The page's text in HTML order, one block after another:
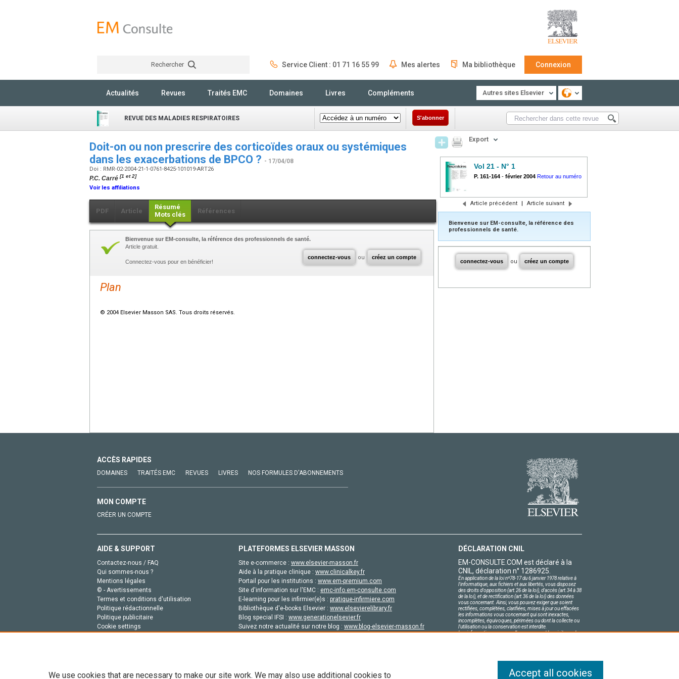
Rechercher Service Client : 01 71 16 55 99 Mes alertes Ma bibliothèque Connexion
Actualités Revues Traités EMC Domaines Livres Compléments Autres sites Elsevier
REVUE DES MALADIES RESPIRATOIRES S'abonner
Doit-on ou non prescrire des corticoïdes oraux ou systémiques
dans les exacerbations de BPCO ? - 17/04/08
Doi : RMR-02-2004-21-1-0761-8425-101019-ART26
P.C. Carré [1 et 2]
Voir les affiliations
PDF Article
Résumé
Mots clés
Références
connectez-vous ou créez un compte
Bienvenue sur EM-consulte, la référence des professionnels de santé.
Article gratuit.
Connectez-vous pour en bénéficier!
Plan
© 2004 Elsevier Masson SAS. Tous droits réservés.
Export
Vol 21 - N° 1
P. 161-164 - février 2004 Retour au numéro
Article précédent | Article suivant
Bienvenue sur EM-consulte, la référence des
professionnels de santé.
connectez-vous ou créez un compte
ACCÈS RAPIDES
DOMAINES TRAITÉS EMC REVUES LIVRES NOS FORMULES D'ABONNEMENTS
MON COMPTE
CRÉER UN COMPTE
AIDE & SUPPORT
Contactez-nous / FAQ
Qui sommes-nous ?
Mentions légales
© - Avertissements
Termes et conditions d'utilisation
Politique rédactionnelle
Politique publicitaire
Cookie settings
PLATEFORMES ELSEVIER MASSON
Site e-commerce : www.elsevier-masson.fr
Aide à la pratique clinique : www.clinicalkey.fr
Portail pour les institutions : www.em-premium.com
Site d'information sur l'EMC : emc-info.em-consulte.com
E-learning pour les infirmier(e)s : pratique-infirmiere.com
Bibliothèque d'e-books Elsevier : www.elsevierelibrary.fr
Blog special IFSI : www.generationelsevier.fr
Suivez notre actualité sur notre blog : www.blog-elsevier-masson.fr
DÉCLARATION CNIL
EM-CONSULTE.COM est déclaré à la
CNIL, déclaration n° 1286925.
En application de la loi nº78-17 du 6 janvier 1978 relative à
l'informatique, aux fichiers et aux libertés, vous disposez
des droits d'opposition (art.26 de la loi), d'accès (art.34 à 38
de la loi), et de rectification (art.36 de la loi) des données
vous concernant. Ainsi, vous pouvez exiger que soient
rectifiées, complétées, clarifiées, mises à jour ou effacées
les informations vous concernant qui sont inexactes,
incomplètes, équivoques, périmées ou dont la collecte ou
l'utilisation ou la conservation est interdite.
Les informations personnelles concernant les visiteurs de
We use cookies that are necessary to make our site work. We may also use additional cookies to Accept all cookies